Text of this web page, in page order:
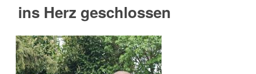
ins Herz geschlossen